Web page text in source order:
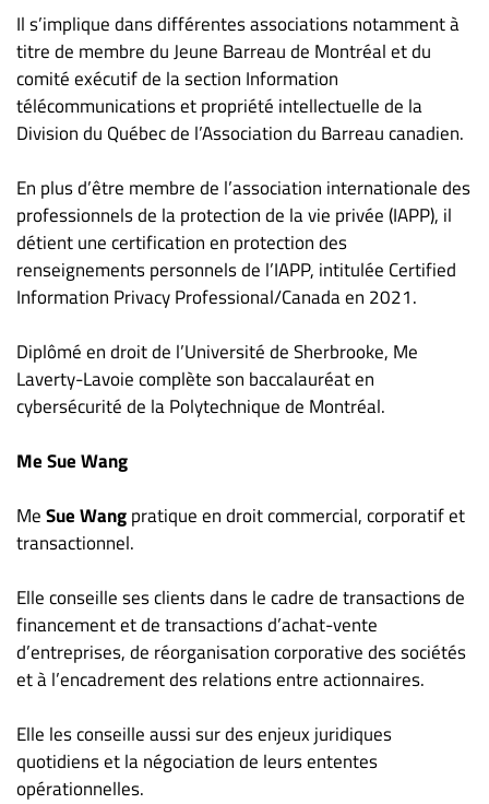
Infolettre
S’abonner
FAQ
Politique de
confidentialité
Il s’implique dans différentes associations notamment à
titre de membre du Jeune Barreau de Montréal et du
comité exécutif de la section Information
télécommunications et propriété intellectuelle de la
Division du Québec de l’Association du Barreau canadien.
En plus d’être membre de l’association internationale des
professionnels de la protection de la vie privée (IAPP), il
détient une certification en protection des
renseignements personnels de l’IAPP, intitulée Certified
Information Privacy Professional/Canada en 2021.
Diplômé en droit de l’Université de Sherbrooke, Me
Laverty-Lavoie complète son baccalauréat en
cybersécurité de la Polytechnique de Montréal.
Me Sue Wang
MeSue Wangpratique en droit commercial, corporatif et
transactionnel.
Elle conseille ses clients dans le cadre de transactions de
financement et de transactions d’achat-vente
d’entreprises, de réorganisation corporative des sociétés
et à l’encadrement des relations entre actionnaires.
Elle les conseille aussi sur des enjeux juridiques
quotidiens et la négociation de leurs ententes
opérationnelles.